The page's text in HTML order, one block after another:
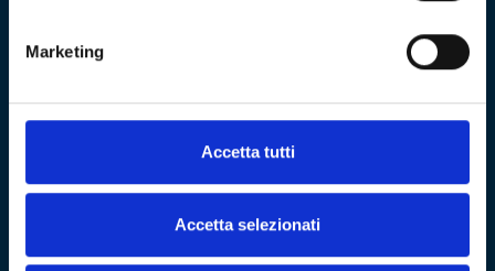
Marketing
Accetta tutti
Accetta selezionati
Mostre e percorsi
Collezione
Fondazione
Partner
Acquista biglietto